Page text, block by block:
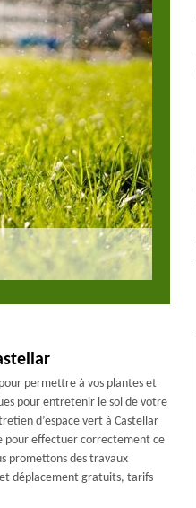
permettre à vos plantes et
pour entretenir le sol de votre
d’espace vert à Castellar
pour effectuer correctement ce
promettons des travaux
déplacement gratuits, tarifs